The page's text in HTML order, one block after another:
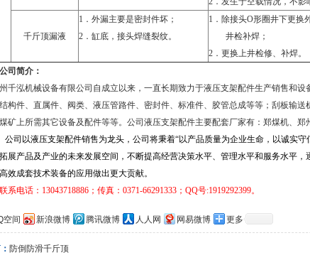
千斤顶漏液
1． 外漏主要是密封件坏；
2． 缸底，接头焊缝裂纹。
1． 除接头O形圈井下更换
井检补焊；
2． 更换上井检修、补焊。
公司简介：
泓机械设备有限公司自成立以来，一直长期致力于液压支架配件生产销售和设
构件、直属件、阀类、液压管路件、密封件、标准件、胶管总成等等；刮板输
矿上所需其它设备及配件等等。公司液压支架配件主要配套厂家有：郑煤机、郑
公司以液压支架配件销售为龙头，公司将秉着“以产品质量为企业生命，以诚实
展产品及产业的未来发展空间，不断提高经营决策水平、管理水平和服务水平
效成套技术装备的应用做出更大贡献。
系电话： 13043718886；传真：0371-66291333； QQ号:1919292399。
空间 新浪微博 腾讯微博 人人网 网易微博 更多
防倒防滑千斤顶